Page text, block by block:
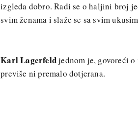
izgleda dobro. Radi se o haljini broj
svim ženama i slaže se sa svim
Karl Lagerfeldjednom je, govoreći
previše ni premalo dotjerana.